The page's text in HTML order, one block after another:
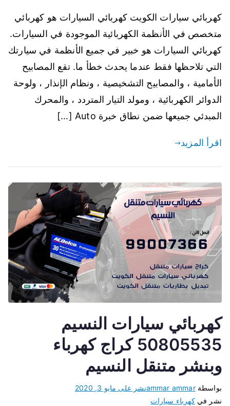
كهربائي سيارات الكويت كهربائي السيارات هو كهربائي
متخصص في الأنظمة الكهربائية الموجودة في السيارات.
كهربائي السيارات هو خبير في جميع الأنظمة في سيارتك
التي تلاحظها فقط عندما يحدث خطأ ما. تقع المصابيح
الأمامية ، والمصابيح التشخيصية ، ونظام الإنذار ، ولوحة
الدوائر الكهربائية ، ومولد التيار المتردد ، والمحرك
المبدئي جميعها ضمن نطاق خبرة Auto […]
اقرأ المزيد
كهربائي سيارات النسيم
50805535 كراج كهرباء
وبنشر متنقل النسيم
بواسطةammar ammarنشر على مايو 3, 2020
نشر فيكهرباء سيارات